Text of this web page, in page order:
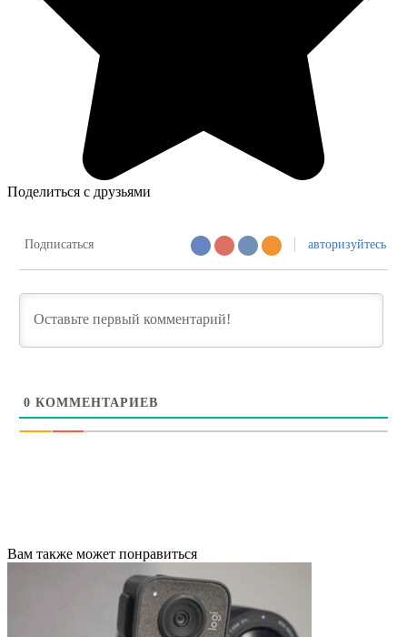
Поделиться с друзьями
Подписаться авторизуйтесь
0 КОММЕНТАРИЕВ
Вам также может понравиться